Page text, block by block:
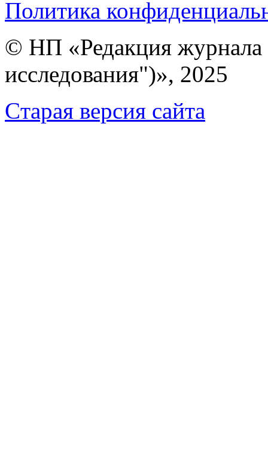
Политика
© НП «Редакция
исследования")», 2025
Cтарая версия сайта